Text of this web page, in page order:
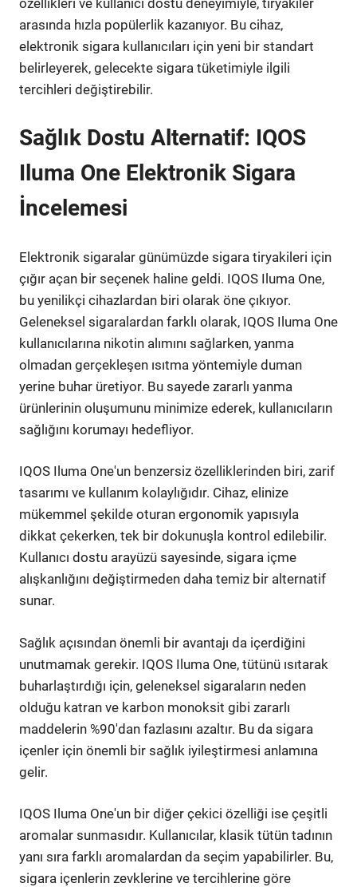
arasında hızla popülerlik kazanıyor. Bu cihaz,
elektronik sigara kullanıcıları için yeni bir standart
belirleyerek, gelecekte sigara tüketimiyle ilgili
tercihleri değiştirebilir.
Sağlık Dostu Alternatif: IQOS
Iluma One Elektronik Sigara
İncelemesi
Elektronik sigaralar günümüzde sigara tiryakileri için
çığır açan bir seçenek haline geldi. IQOS Iluma One,
bu yenilikçi cihazlardan biri olarak öne çıkıyor.
Geleneksel sigaralardan farklı olarak, IQOS Iluma One
kullanıcılarına nikotin alımını sağlarken, yanma
olmadan gerçekleşen ısıtma yöntemiyle duman
yerine buhar üretiyor. Bu sayede zararlı yanma
ürünlerinin oluşumunu minimize ederek, kullanıcıların
sağlığını korumayı hedefliyor.
IQOS Iluma One'un benzersiz özelliklerinden biri, zarif
tasarımı ve kullanım kolaylığıdır. Cihaz, elinize
mükemmel şekilde oturan ergonomik yapısıyla
dikkat çekerken, tek bir dokunuşla kontrol edilebilir.
Kullanıcı dostu arayüzü sayesinde, sigara içme
alışkanlığını değiştirmeden daha temiz bir alternatif
sunar.
Sağlık açısından önemli bir avantajı da içerdiğini
unutmamak gerekir. IQOS Iluma One, tütünü ısıtarak
buharlaştırdığı için, geleneksel sigaraların neden
olduğu katran ve karbon monoksit gibi zararlı
maddelerin %90'dan fazlasını azaltır. Bu da sigara
içenler için önemli bir sağlık iyileştirmesi anlamına
gelir.
IQOS Iluma One'un bir diğer çekici özelliği ise çeşitli
aromalar sunmasıdır. Kullanıcılar, klasik tütün tadının
yanı sıra farklı aromalardan da seçim yapabilirler. Bu,
sigara içenlerin zevklerine ve tercihlerine göre